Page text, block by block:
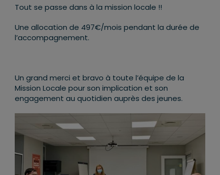
Tout se passe dans à la mission locale !!
Une allocation de 497€/mois pendant la durée de
l’accompagnement.
Un grand merci et bravo à toute l’équipe de la
Mission Locale pour son implication et son
engagement au quotidien auprès des jeunes.